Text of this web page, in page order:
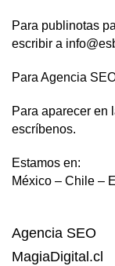
Para publinotas
escribir a
Para Agencia
Para aparecer en
escríbenos.
Estamos en:
México – Chile –
Agencia SEO
MagiaDigital.cl